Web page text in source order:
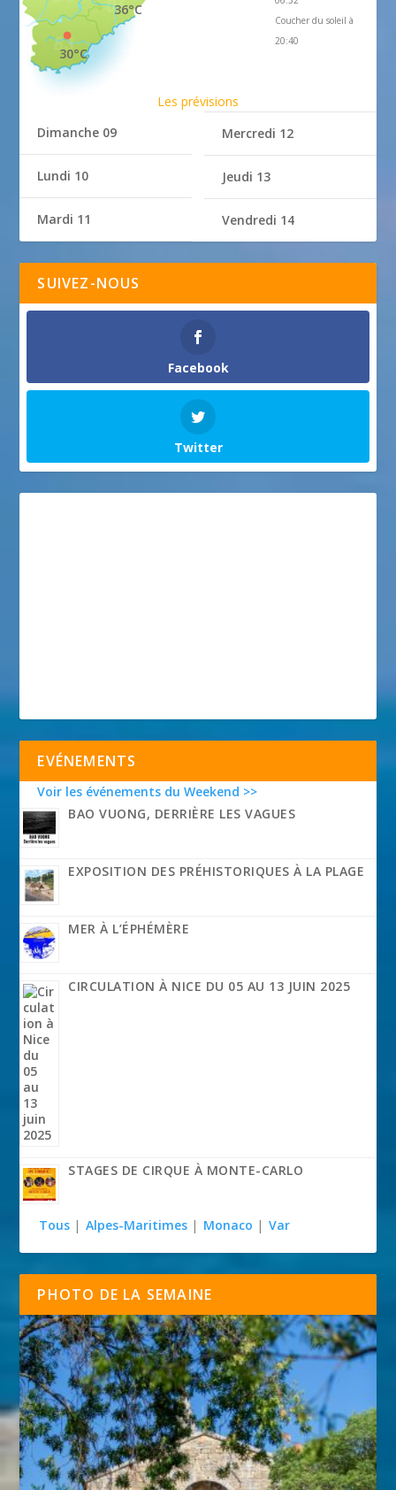
36°C
30°C
Coucher du soleil à
20:40
Les prévisions
Dimanche 09
Lundi 10
Mardi 11
Mercredi 12
Jeudi 13
Vendredi 14
SUIVEZ-NOUS
Facebook
Twitter
EVÉNEMENTS
Voir les événements du Weekend >>
BAO VUONG, DERRIÈRE LES VAGUES
EXPOSITION DES PRÉHISTORIQUES À LA PLAGE
MER À L’ÉPHÉMÈRE
CIRCULATION À NICE DU 05 AU 13 JUIN 2025
STAGES DE CIRQUE À MONTE-CARLO
Tous | Alpes-Maritimes | Monaco | Var
PHOTO DE LA SEMAINE